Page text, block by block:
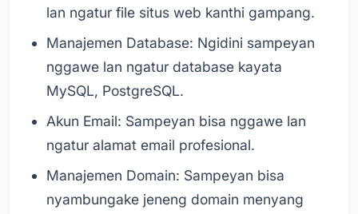
lan ngatur file situs web kanthi gampang.
Manajemen Database: Ngidini sampeyan
nggawe lan ngatur database kayata
MySQL, PostgreSQL.
Akun Email: Sampeyan bisa nggawe lan
ngatur alamat email profesional.
Manajemen Domain: Sampeyan bisa
nyambungake jeneng domain menyang